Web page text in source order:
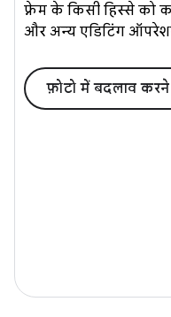
फ़्रेम के किसी हिस्से को
और अन्य एडिटिंग
फ़ोटो में बदलाव